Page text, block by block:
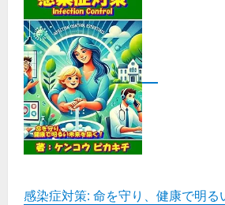
感染症対策: 命を守り、健康で明る